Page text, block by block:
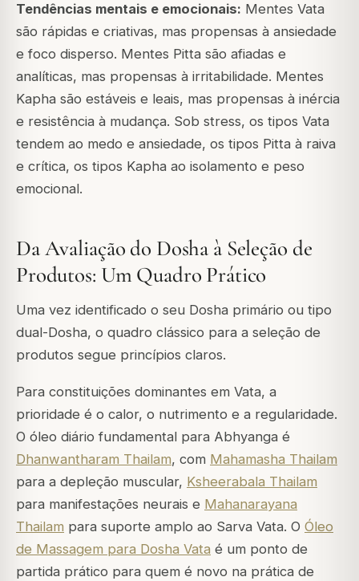
Tendências mentais e emocionais: Mentes Vata
são rápidas e criativas, mas propensas à ansiedade
e foco disperso. Mentes Pitta são afiadas e
analíticas, mas propensas à irritabilidade. Mentes
Kapha são estáveis e leais, mas propensas à inércia
e resistência à mudança. Sob stress, os tipos Vata
tendem ao medo e ansiedade, os tipos Pitta à raiva
e crítica, os tipos Kapha ao isolamento e peso
emocional.
Da Avaliação do Dosha à Seleção de
Produtos: Um Quadro Prático
Uma vez identificado o seu Dosha primário ou tipo
dual-Dosha, o quadro clássico para a seleção de
produtos segue princípios claros.
Para constituições dominantes em Vata, a
prioridade é o calor, o nutrimento e a regularidade.
O óleo diário fundamental para Abhyanga é
Dhanwantharam Thailam, com Mahamasha Thailam
para a depleção muscular, Ksheerabala Thailam
para manifestações neurais e Mahanarayana
Thailam para suporte amplo ao Sarva Vata. O Óleo
de Massagem para Dosha Vata é um ponto de
partida prático para quem é novo na prática de